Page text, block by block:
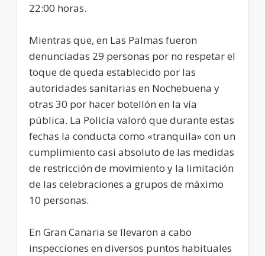
22:00 horas.
Mientras que, en Las Palmas fueron
denunciadas 29 personas por no respetar el
toque de queda establecido por las
autoridades sanitarias en Nochebuena y
otras 30 por hacer botellón en la vía
pública. La Policía valoró que durante estas
fechas la conducta como «tranquila» con un
cumplimiento casi absoluto de las medidas
de restricción de movimiento y la limitación
de las celebraciones a grupos de máximo
10 personas.
En Gran Canaria se llevaron a cabo
inspecciones en diversos puntos habituales